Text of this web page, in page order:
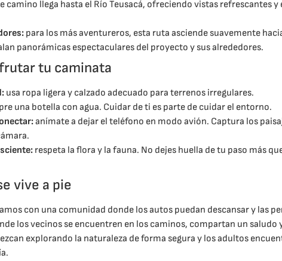
camino llega hasta el Río Teusacá, ofreciendo vistas refrescantes y
para los más aventureros, esta ruta asciende suavemente
panorámicas espectaculares del proyecto y sus alrededores.
tu caminata
usa ropa ligera y calzado adecuado para terrenos irregulares.
una botella con agua. Cuidar de ti es parte de cuidar el entorno.
anímate a dejar el teléfono en modo avión. Captura los
respeta la flora y la fauna. No dejes huella de tu paso más
vive a pie
con una comunidad donde los autos puedan descansar y las
los vecinos se encuentren en los caminos, compartan un saludo
explorando la naturaleza de forma segura y los adultos